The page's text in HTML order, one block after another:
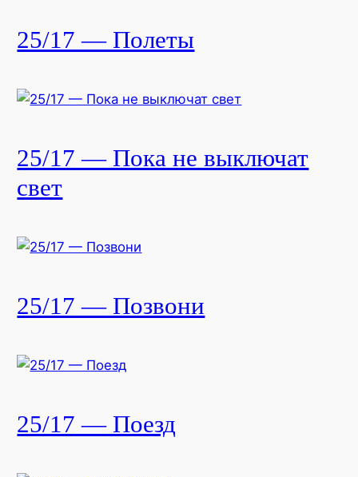
25/17 — Полеты
25/17 — Пока не выключат
свет
25/17 — Позвони
25/17 — Поезд